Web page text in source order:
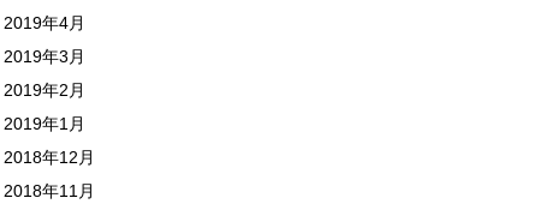
2019年4月
2019年3月
2019年2月
2019年1月
2018年12月
2018年11月